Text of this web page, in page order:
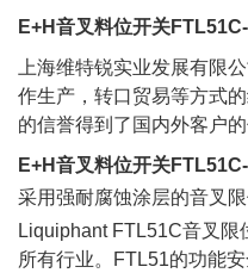
E+H音叉料位开关
上海维特锐实业发展有限
作生产，转口贸易等方式
的信誉得到了国内外客户
E+H音叉料位开关
采用强耐腐蚀涂层的音叉
Liquiphant FTL51C音叉
所有行业。FTL51的功能